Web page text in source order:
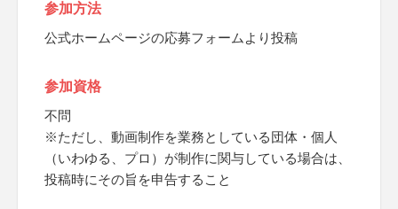
参加方法
公式ホームページの応募フォームより投稿
参加資格
不問
※ただし、動画制作を業務としている団体・個人
（いわゆる、プロ）が制作に関与している場合は、
投稿時にその旨を申告すること